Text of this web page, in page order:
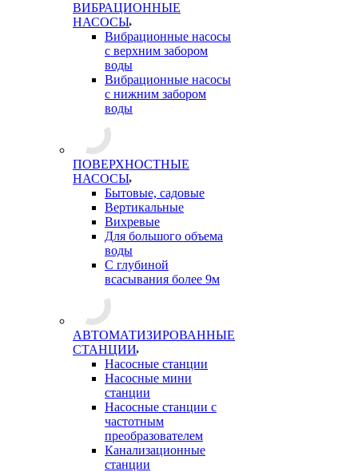
ВИБРАЦИОННЫЕ
НАСОСЫ
Вибрационные насосы
с верхним забором
воды
Вибрационные насосы
с нижним забором
воды
ПОВЕРХНОСТНЫЕ
НАСОСЫ
Бытовые, садовые
Вертикальные
Вихревые
Для большого объема
воды
С глубиной
всасывания более 9м
АВТОМАТИЗИРОВАННЫЕ
СТАНЦИИ
Насосные станции
Насосные мини
станции
Насосные станции с
частотным
преобразователем
Канализационные
станции